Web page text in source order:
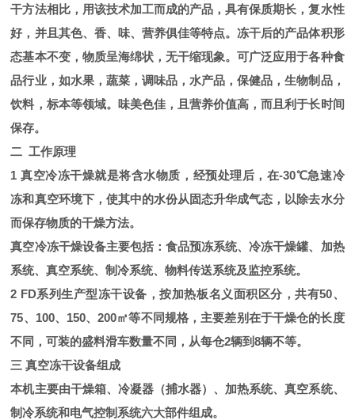
干方法相比，用该技术加工而成的产品，具有保质期长，复水性
好，并且其色、香、味、营养俱佳等特点。冻干后的产品体积形
态基本不变，物质呈海绵状，无干缩现象。可广泛应用于各种食
品行业，如水果，蔬菜，调味品，水产品，保健品，生物制品，
饮料，标本等领域。味美色佳，且营养价值高，而且利于长时间
保存。
二 工作原理
1 真空冷冻干燥就是将含水物质，经预处理后，在-30℃急速冷
冻和真空环境下，使其中的水份从固态升华成气态，以除去水分
而保存物质的干燥方法。
真空冷冻干燥设备主要包括：食品预冻系统、冷冻干燥罐、加热
系统、真空系统、制冷系统、物料传送系统及监控系统。
2 FD系列生产型冻干设备，按加热板名义面积区分，共有50、
75、100、150、200㎡等不同规格，主要差别在于干燥仓的长度
不同，可装的盛料滑车数量不同，从每仓2辆到8辆不等。
三 真空冻干设备组成
本机主要由干燥箱、冷凝器（捕水器）、加热系统、真空系统、
制冷系统和电气控制系统六大部件组成。